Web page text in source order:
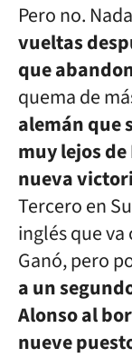
Pero no.
vueltas
que
quema de
alemán que
muy lejos
nueva
Tercero en
inglés que
Ganó, pero
a un
Alonso al
nueve